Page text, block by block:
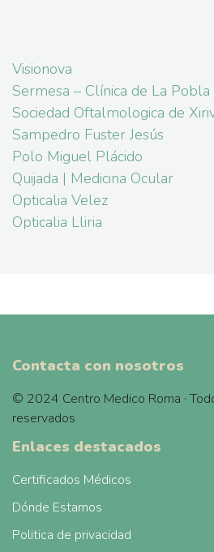
Visionova
Sermesa – Clínica de La
Sociedad Oftalmologica de
Sampedro Fuster Jesús
Polo Miguel Plácido
Quijada | Medicina Ocular
Opticalia Velez
Opticalia Lliria
Contacta con nosotros
© 2024 Centro Medico Roma ·
reservados
Enlaces destacados
Certificados Médicos
Dónde Estamos
Politica de privacidad